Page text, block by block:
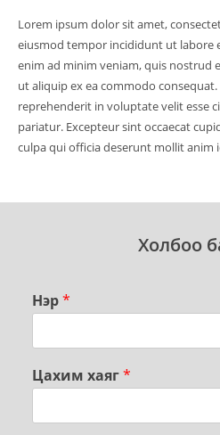
Lorem ipsum dolor sit amet,
eiusmod tempor incididunt ut labore
enim ad minim veniam, quis nostrud
ut aliquip ex ea commodo
reprehenderit in voluptate velit esse
pariatur. Excepteur sint occaecat
culpa qui officia deserunt mollit anim
Холбоо
Нэр*
Цахим хаяг*